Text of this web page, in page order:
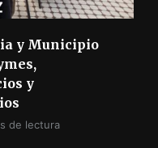
y Municipio
y
de lectura